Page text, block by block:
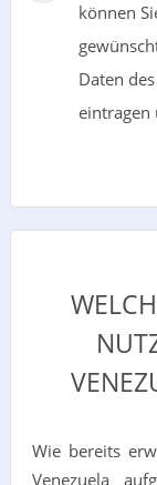
können
Daten
eintragen
Wie bereits
Venezuela